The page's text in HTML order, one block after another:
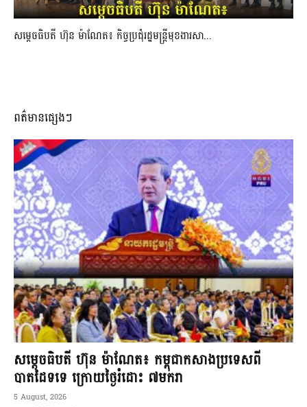
សម្ដេចធិបតី ហ៊ុន ម៉ាណែត៖ កិច្ចប្រជុំរដ្ឋមន្ត្រីមុខងារសា...
ពត៌មានផ្សេងៗ
សម្ដេចធិបតី ហ៊ុន ម៉ាណែត៖ កម្ពុជាកសាងប្រទេសពី
បាតដៃទទេ ក្រោយថ្ងៃរំដោះ ៧មករា
5 August, 2026